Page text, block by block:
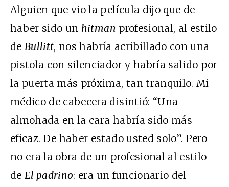
Alguien que vio la película dijo que de
haber sido un hitman profesional, al estilo
deBullitt, nos habría acribillado con una
pistola con silenciador y habría salido por
la puerta más próxima, tan tranquilo. Mi
médico de cabecera disintió: “Una
almohada en la cara habría sido más
eficaz. De haber estado usted solo”. Pero
no era la obra de un profesional al estilo
deEl padrino: era un funcionario del